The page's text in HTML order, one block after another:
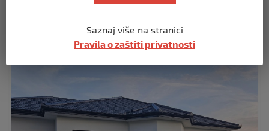
Saznaj više na stranici
Pravila o zaštiti privatnosti